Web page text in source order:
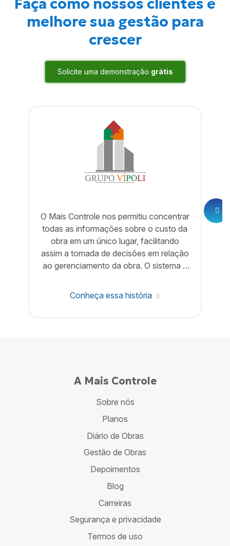
Faça como nossos clientes e
melhore sua gestão para
crescer
Solicite uma demonstração grátis
O Mais Controle nos permitiu concentrar
todas as informações sobre o custo da
obra em um único lugar, facilitando
assim a tomada de decisões em relação
ao gerenciamento da obra. O sistema é
propósitos.
Conheça essa história
A Mais Controle
Sobre nós
Planos
Diário de Obras
Gestão de Obras
Depoimentos
Blog
Carreiras
Segurança e privacidade
Termos de uso